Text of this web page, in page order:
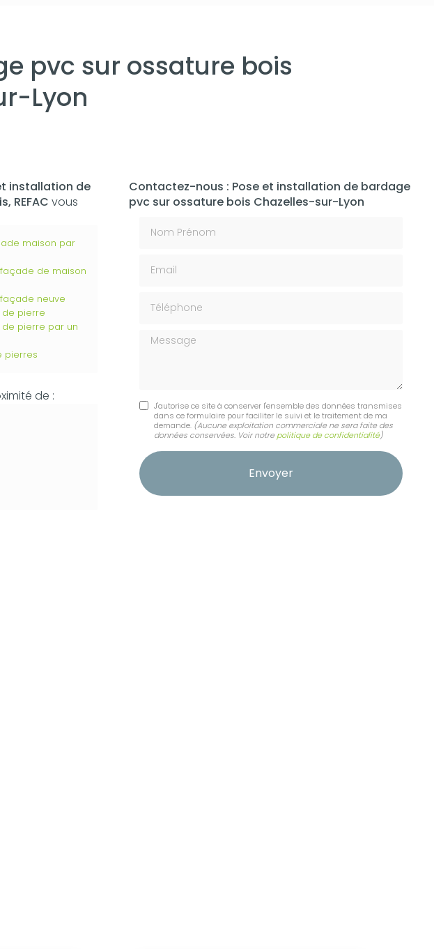
pvc sur ossature bois
Lyon
installation de
REFAC vous
maison par
de maison
neuve
de pierre
de pierre par un
pierres
de :
Contactez-nous : Pose et installation de bardage
pvc sur ossature bois Chazelles-sur-Lyon
Message
J'autorise ce site à conserver l'ensemble des données transmises
dans ce formulaire pour faciliter le suivi et le traitement de ma
demande. (Aucune exploitation commerciale ne sera faite des
données conservées. Voir notre politique de confidentialité)